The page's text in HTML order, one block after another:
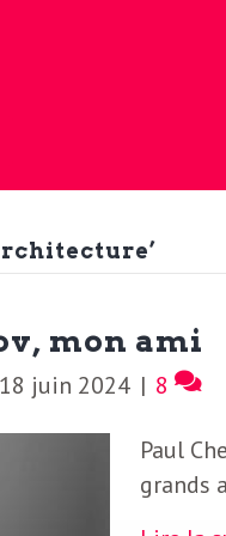
mon ami
18 juin 2024 | 8
Paul
grands